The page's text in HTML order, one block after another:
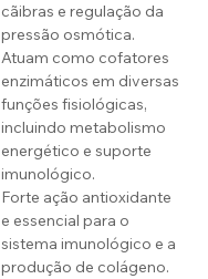
cãibras e regulação da
pressão osmótica.
Atuam como cofatores
enzimáticos em diversas
funções fisiológicas,
incluindo metabolismo
energético e suporte
imunológico.
Forte ação antioxidante
e essencial para o
sistema imunológico e a
produção de colágeno.